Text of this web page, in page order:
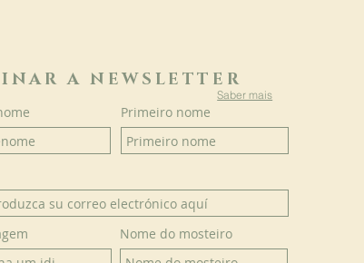
A NEWSLETTER
Saber mais
Primeiro nome
Nome do mosteiro